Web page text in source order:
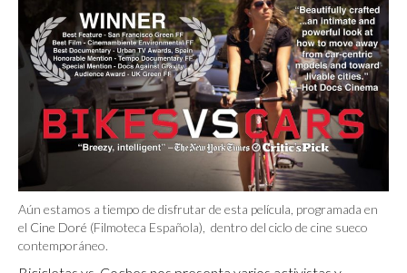
Aún estamos a tiempo de disfrutar de esta película, programada en
el Cine Doré (Filmoteca Española), dentro del ciclo de cine sueco
contemporáneo.